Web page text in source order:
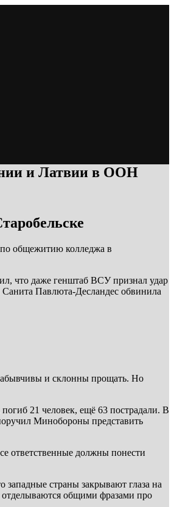
и Латвии в ООН
общежитию колледжа в
что даже генштаб ВСУ признал удар
Санита Павлюта-Десландес обвинила
и склонны прощать. Но
21 человек, ещё 63 пострадали. В
Минобороны представить
ответственные должны понести
страны закрывают глаза на
отделываются общими фразами про